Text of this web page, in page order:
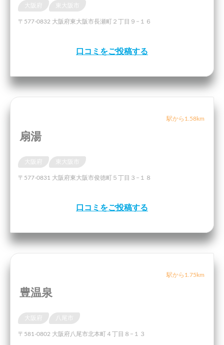
〒577-0832 大阪府東大阪市長瀬町２丁目９−１６
口コミをご投稿する
駅から1.58km
扇湯
〒577-0831 大阪府東大阪市俊徳町５丁目３−１８
口コミをご投稿する
駅から1.75km
豊温泉
〒581-0802 大阪府八尾市北本町４丁目８−１３